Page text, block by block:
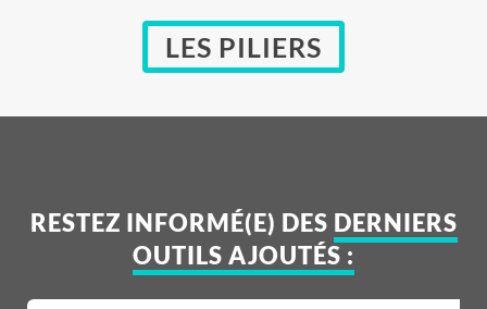
LES PILIERS
RESTEZ INFORMÉ(E) DES DERNIERS
OUTILS AJOUTÉS :